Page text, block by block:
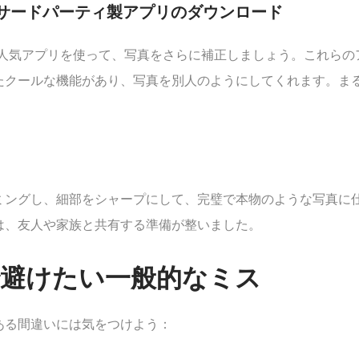
ードパーティ製アプリのダウンロード
気アプリを使って、写真をさらに補正しましょう。これら
ールな機能があり、写真を別人のようにしてくれます。
グし、細部をシャープにして、完璧で本物のような写真
友人や家族と共有する準備が整いました。
けたい一般的なミス
間違いには気をつけよう：